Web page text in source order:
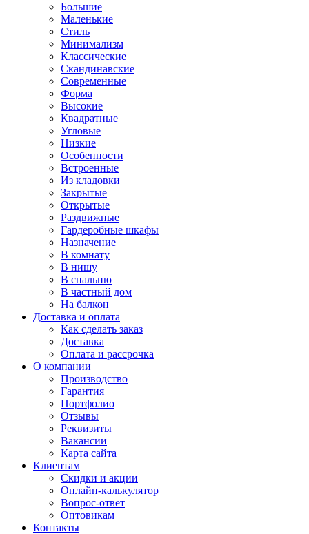
Большие
Маленькие
Стиль
Минимализм
Классические
Скандинавские
Современные
Форма
Высокие
Квадратные
Угловые
Низкие
Особенности
Встроенные
Из кладовки
Закрытые
Открытые
Раздвижные
Гардеробные шкафы
Назначение
В комнату
В нишу
В спальню
В частный дом
На балкон
Доставка и оплата
Как сделать заказ
Доставка
Оплата и рассрочка
О компании
Производство
Гарантия
Портфолио
Отзывы
Реквизиты
Вакансии
Карта сайта
Клиентам
Скидки и акции
Онлайн-калькулятор
Вопрос-ответ
Оптовикам
Контакты